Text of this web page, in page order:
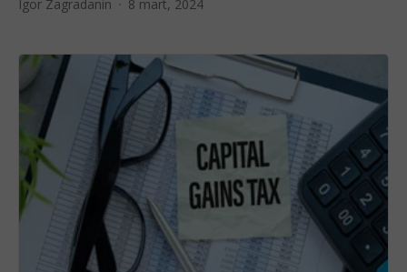
Igor Zagradanin 8 mart, 2024